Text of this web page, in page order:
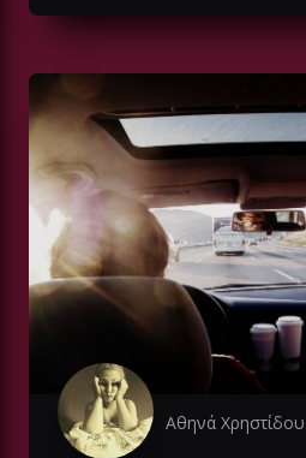
Αθηνά Χρηστίδου